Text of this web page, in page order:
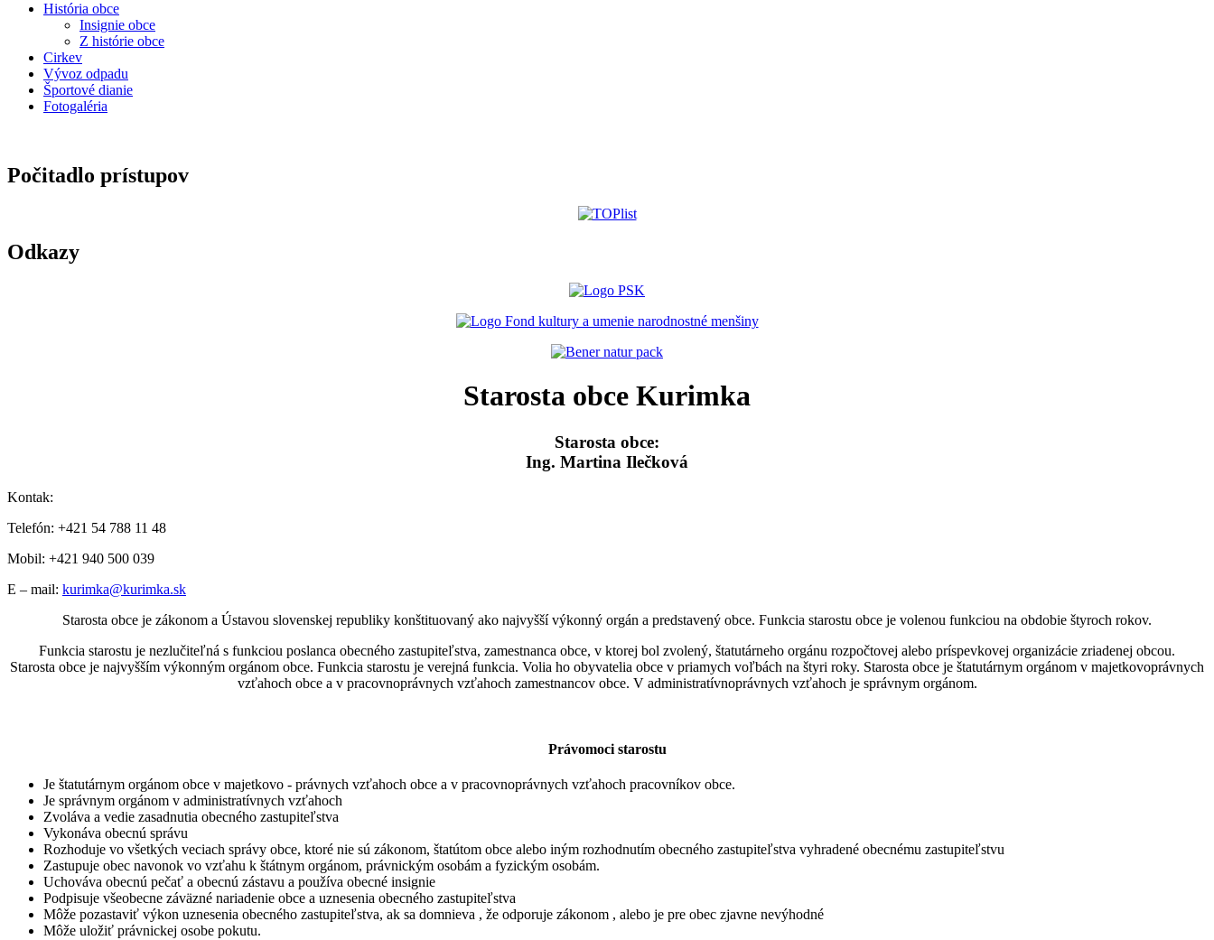
História obce
Insignie obce
Z histórie obce
Cirkev
Vývoz odpadu
Športové dianie
Fotogaléria
Počitadlo prístupov
Odkazy
Starosta obce Kurimka
Starosta obce:
Ing. Martina Ilečková
Kontak:
Telefón: +421 54 788 11 48
Mobil: +421 940 500 039
E – mail: kurimka@kurimka.sk
Starosta obce je zákonom a Ústavou slovenskej republiky konštituovaný ako najvyšší výkonný orgán a predstavený obce. Funkcia starostu obce je volenou funkciou na obdobie štyroch rokov.
Funkcia starostu je nezlučiteľná s funkciou poslanca obecného zastupiteľstva, zamestnanca obce, v ktorej bol zvolený, štatutárneho orgánu rozpočtovej alebo príspevkovej organizácie zriadenej obcou.
Starosta obce je najvyšším výkonným orgánom obce. Funkcia starostu je verejná funkcia. Volia ho obyvatelia obce v priamych voľbách na štyri roky. Starosta obce je štatutárnym orgánom v majetkovoprávnych
vzťahoch obce a v pracovnoprávnych vzťahoch zamestnancov obce. V administratívnoprávnych vzťahoch je správnym orgánom.
Právomoci starostu
Je štatutárnym orgánom obce v majetkovo - právnych vzťahoch obce a v pracovnoprávnych vzťahoch pracovníkov obce.
Je správnym orgánom v administratívnych vzťahoch
Zvoláva a vedie zasadnutia obecného zastupiteľstva
Vykonáva obecnú správu
Rozhoduje vo všetkých veciach správy obce, ktoré nie sú zákonom, štatútom obce alebo iným rozhodnutím obecného zastupiteľstva vyhradené obecnému zastupiteľstvu
Zastupuje obec navonok vo vzťahu k štátnym orgánom, právnickým osobám a fyzickým osobám.
Uchováva obecnú pečať a obecnú zástavu a používa obecné insignie
Podpisuje všeobecne záväzné nariadenie obce a uznesenia obecného zastupiteľstva
Môže pozastaviť výkon uznesenia obecného zastupiteľstva, ak sa domnieva , že odporuje zákonom , alebo je pre obec zjavne nevýhodné
Môže uložiť právnickej osobe pokutu.